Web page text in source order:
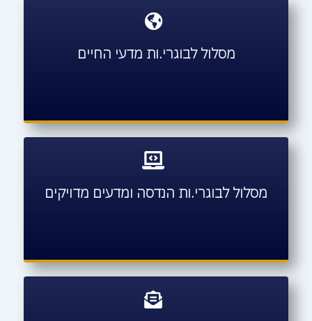
מסלול לבוגרי.ות מדעי החיים
מסלול לבוגרי.ות הנדסה ומדעים מדויקים